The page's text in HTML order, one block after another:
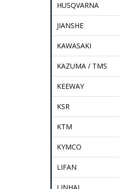
HUSQVARNA
JIANSHE
KAWASAKI
KAZUMA / TMS
KEEWAY
KSR
KTM
KYMCO
LIFAN